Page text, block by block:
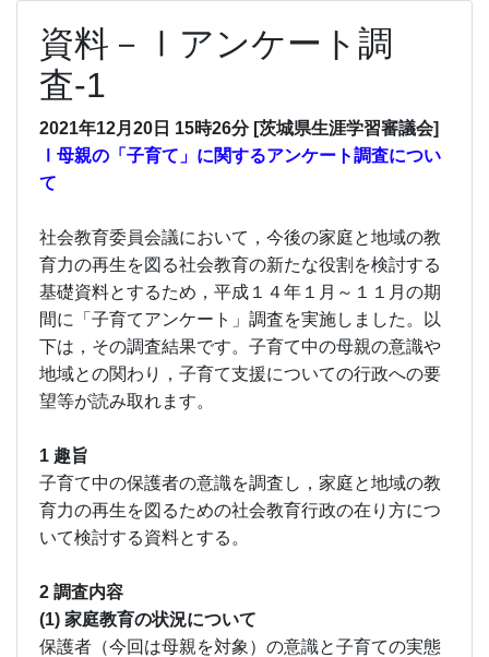
資料－Ⅰアンケート調
査-1
2021年12月20日 15時26分 [茨城県生涯学習審議会]
Ⅰ母親の「子育て」に関するアンケート調査につい
て
社会教育委員会議において，今後の家庭と地域の教
育力の再生を図る社会教育の新たな役割を検討する
基礎資料とするため，平成１４年１月～１１月の期
間に「子育てアンケート」調査を実施しました。以
下は，その調査結果です。子育て中の母親の意識や
地域との関わり，子育て支援についての行政への要
望等が読み取れます。
1 趣旨
子育て中の保護者の意識を調査し，家庭と地域の教
育力の再生を図るための社会教育行政の在り方につ
いて検討する資料とする。
2 調査内容
(1) 家庭教育の状況について
保護者（今回は母親を対象）の意識と子育ての実態